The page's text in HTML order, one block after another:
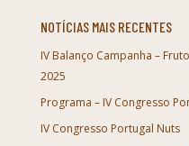
NOTÍCIAS MAIS RECENTES
IV Balanço Campanha –
2025
Programa – IV Congresso
IV Congresso Portugal Nuts